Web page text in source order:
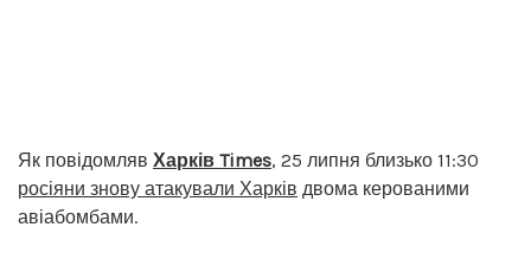
Як повідомляв Харків Times, 25 липня близько 11:30
росіяни знову атакували Харків двома керованими
авіабомбами.